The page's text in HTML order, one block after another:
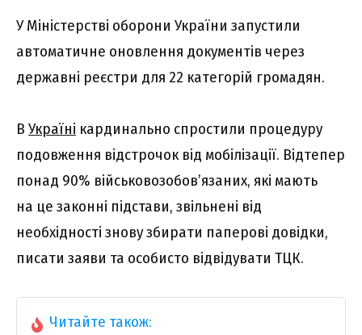
У Міністерстві оборони України запустили
автоматичне оновлення документів через
державні реєстри для 22 категорій громадян.
В Україні кардинально спростили процедуру
подовження відстрочок від мобілізації. Відтепер
понад 90% військовозобов’язаних, які мають
на це законні підстави, звільнені від
необхідності знову збирати паперові довідки,
писати заяви та особисто відвідувати ТЦК.
Читайте також: